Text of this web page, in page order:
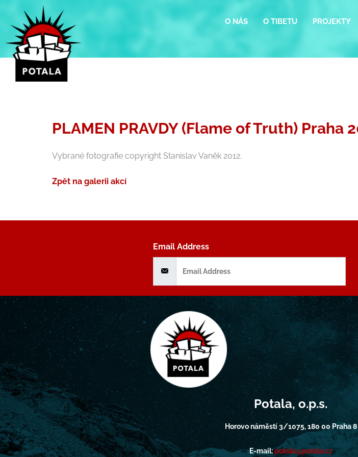
obsah
O NÁS O TIBETU PROJEKTY
PLAMEN PRAVDY (Flame of Truth) Praha
Vybrané fotografie copyright Stanislav Vaněk 2012.
Zpět na galerii akcí
Email Address
Potala, o.p.s.
Horovo náměstí 3/1075, 180 00 Praha 8
E-mail:potala@potala.cz